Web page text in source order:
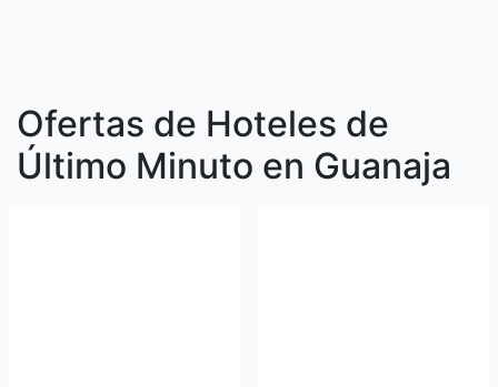
Ofertas de Hoteles de
Último Minuto en Guanaja